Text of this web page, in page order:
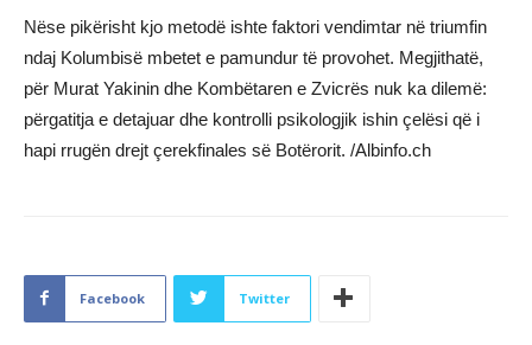
Nëse pikërisht kjo metodë ishte faktori vendimtar në triumfin
ndaj Kolumbisë mbetet e pamundur të provohet. Megjithatë,
për Murat Yakinin dhe Kombëtaren e Zvicrës nuk ka dilemë:
përgatitja e detajuar dhe kontrolli psikologjik ishin çelësi që i
hapi rrugën drejt çerekfinales së Botërorit. /Albinfo.ch
Facebook Twitter